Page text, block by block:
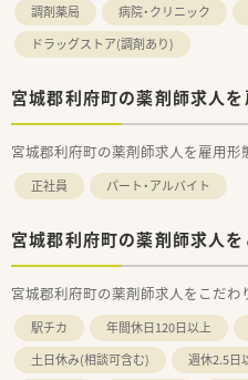
調剤薬局 病院・クリニック
ドラッグストア(調剤あり)
宮城郡利府町の薬剤師求人
宮城郡利府町の薬剤師求人を雇用形
正社員 パート・アルバイト
宮城郡利府町の薬剤師求人
宮城郡利府町の薬剤師求人をこだわ
駅チカ 年間休日120日以上
土日休み(相談可含む)
週休2.5日